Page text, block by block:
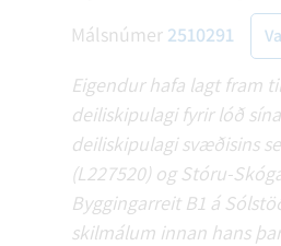
Málsnúmer 2510291
Eigendur hafa lagt fram
deiliskipulagi fyrir lóð
deiliskipulagi svæðisins
(L227520) og Stóru-
Byggingarreit B1 á
skilmálum innan hans